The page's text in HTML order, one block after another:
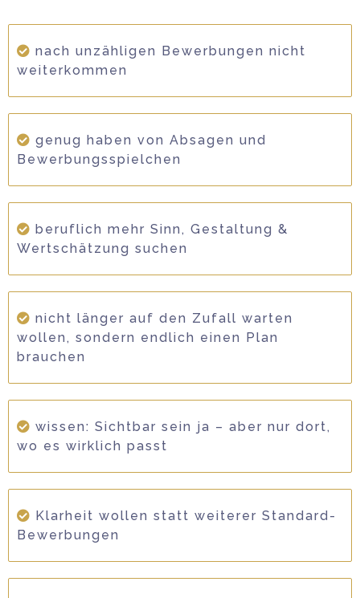
nach unzähligen Bewerbungen nicht
weiterkommen
genug haben von Absagen und
Bewerbungsspielchen
beruflich mehr Sinn, Gestaltung &
Wertschätzung suchen
nicht länger auf den Zufall warten
wollen, sondern endlich einen Plan
brauchen
wissen: Sichtbar sein ja – aber nur dort,
wo es wirklich passt
Klarheit wollen statt weiterer Standard-
Bewerbungen